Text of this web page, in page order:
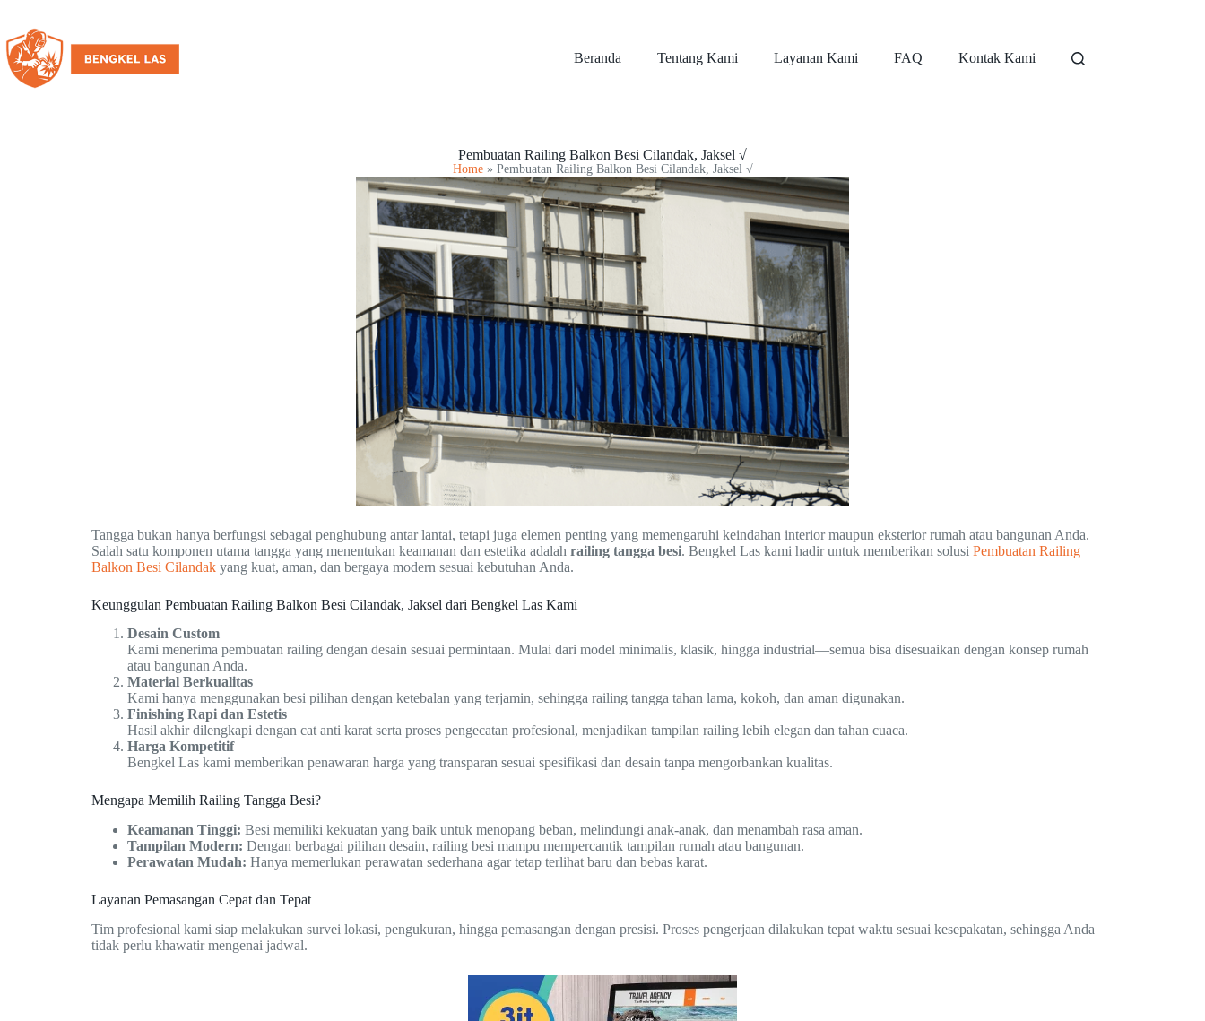
Beranda Tentang Kami Layanan Kami FAQ Kontak Kami
Pembuatan Railing Balkon Besi Cilandak, Jaksel √
Home» Pembuatan Railing Balkon Besi Cilandak, Jaksel √
Tangga bukan hanya berfungsi sebagai penghubung antar lantai, tetapi juga elemen penting yang memengaruhi keindahan interior maupun eksterior rumah atau bangunan Anda.
Salah satu komponen utama tangga yang menentukan keamanan dan estetika adalah railing tangga besi. Bengkel Las kami hadir untuk memberikan solusi Pembuatan Railing
Balkon Besi Cilandak yang kuat, aman, dan bergaya modern sesuai kebutuhan Anda.
Keunggulan Pembuatan Railing Balkon Besi Cilandak, Jaksel dari Bengkel Las Kami
Desain Custom
Kami menerima pembuatan railing dengan desain sesuai permintaan. Mulai dari model minimalis, klasik, hingga industrial—semua bisa disesuaikan dengan konsep rumah
atau bangunan Anda.
Material Berkualitas
Kami hanya menggunakan besi pilihan dengan ketebalan yang terjamin, sehingga railing tangga tahan lama, kokoh, dan aman digunakan.
Finishing Rapi dan Estetis
Hasil akhir dilengkapi dengan cat anti karat serta proses pengecatan profesional, menjadikan tampilan railing lebih elegan dan tahan cuaca.
Harga Kompetitif
Bengkel Las kami memberikan penawaran harga yang transparan sesuai spesifikasi dan desain tanpa mengorbankan kualitas.
Mengapa Memilih Railing Tangga Besi?
Keamanan Tinggi: Besi memiliki kekuatan yang baik untuk menopang beban, melindungi anak-anak, dan menambah rasa aman.
Tampilan Modern: Dengan berbagai pilihan desain, railing besi mampu mempercantik tampilan rumah atau bangunan.
Perawatan Mudah: Hanya memerlukan perawatan sederhana agar tetap terlihat baru dan bebas karat.
Layanan Pemasangan Cepat dan Tepat
Tim profesional kami siap melakukan survei lokasi, pengukuran, hingga pemasangan dengan presisi. Proses pengerjaan dilakukan tepat waktu sesuai kesepakatan, sehingga Anda
tidak perlu khawatir mengenai jadwal.